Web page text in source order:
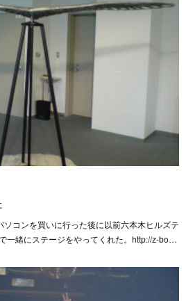
コンを買いに行った後に以前六本木ヒルズテ
一緒にステージをやってくれた。http://z-bo…